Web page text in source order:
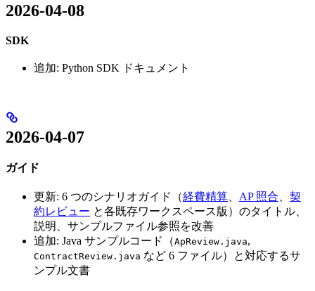
2026-04-08
SDK
追加: Python SDK ドキュメント
2026-04-07
ガイド
更新: 6 つのシナリオガイド（経費精算 AP 照合
契
約レビュー と各既存ワークスペース版）のタイトル、
説明、サンプルファイル参照を改善
追加: Java サンプルコード（ApReview.java,
ContractReview.java など 6 ファイル）と対応するサ
ンプル文書